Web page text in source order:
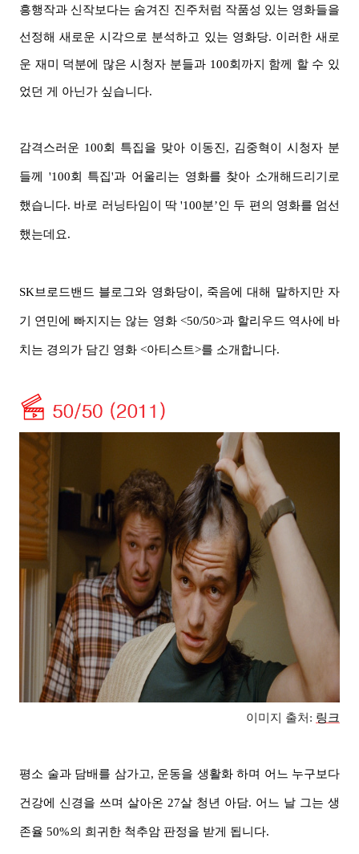
흥행작과 신작보다는 숨겨진 진주처럼 작품성 있는 영화들을
선정해 새로운 시각으로 분석하고 있는 영화당. 이러한 새로
운 재미 덕분에 많은 시청자 분들과 100회까지 함께 할 수 있
었던 게 아닌가 싶습니다.
감격스러운 100회 특집을 맞아 이동진, 김중혁이 시청자 분
들께 '100회 특집'과 어울리는 영화를 찾아 소개해드리기로
했습니다. 바로 러닝타임이 딱 '100분’인 두 편의 영화를 엄선
했는데요.
SK브로드밴드 블로그와 영화당이, 죽음에 대해 말하지만 자
기 연민에 빠지지는 않는 영화 <50/50>과 할리우드 역사에 바
치는 경의가 담긴 영화 <아티스트>를 소개합니다.
이미지 출처: 링크
평소 술과 담배를 삼가고, 운동을 생활화 하며 어느 누구보다
건강에 신경을 쓰며 살아온 27살 청년 아담. 어느 날 그는 생
존율 50%의 희귀한 척추암 판정을 받게 됩니다.